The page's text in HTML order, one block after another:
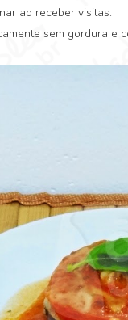
ao receber visitas.
sem gordura e